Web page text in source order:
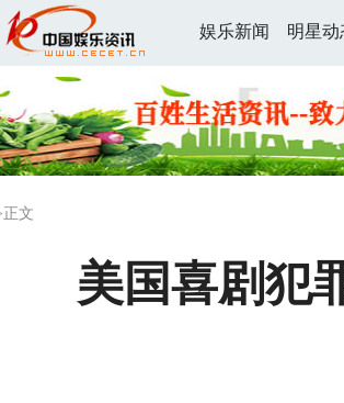
娱乐新闻 明星动
文
美国喜剧犯